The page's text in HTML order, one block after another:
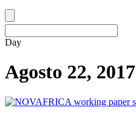
Day
Agosto 22, 2017